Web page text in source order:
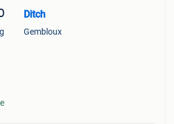
Ditch
Gembloux